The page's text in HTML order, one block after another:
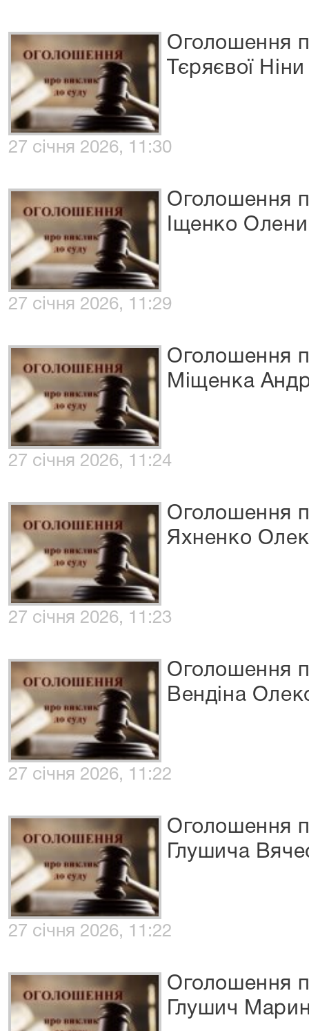
Оголошення
Тєряєвої
27 січня 2026, 11:30
Оголошення
Іщенко
27 січня 2026, 11:29
Оголошення
Міщенка
27 січня 2026, 11:24
Оголошення
Яхненко
27 січня 2026, 11:23
Оголошення
Вендіна
27 січня 2026, 11:22
Оголошення
Глушича
27 січня 2026, 11:22
Оголошення
Глушич